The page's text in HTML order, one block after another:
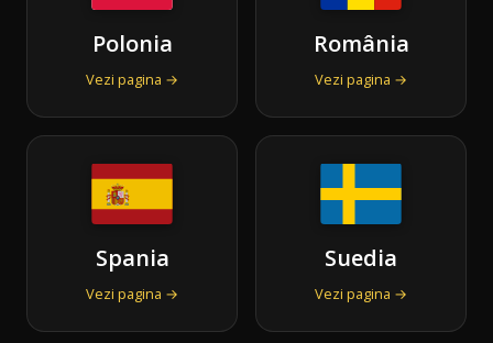
Polonia
Vezi pagina →
România
Vezi pagina →
Spania
Vezi pagina →
Suedia
Vezi pagina →